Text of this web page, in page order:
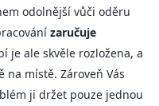
odolnější vůči oděru
zaručuje
je ale skvěle rozložena, a
místě. Zároveň Vás
ji držet pouze jednou